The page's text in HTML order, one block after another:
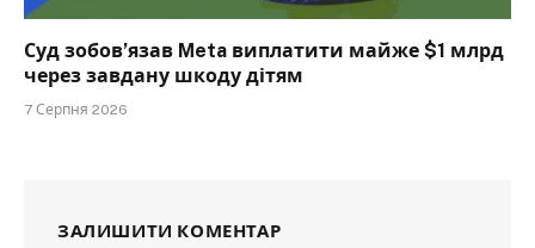
Суд зобов’язав Meta виплатити майже $1 млрд
через завдану шкоду дітям
7 Серпня 2026
ЗАЛИШИТИ КОМЕНТАР